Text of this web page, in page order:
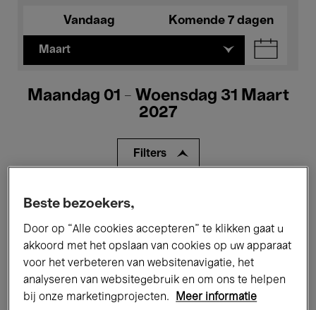
Vandaag Komende 7 dagen
Maart
Maandag 01 - Woensdag 31 Maart
2027
Filters
Alle evenementen
Tentoonstellingen Films
Performances Lezingen & Debatten
Jazz Klassieke Muziek Global Music
Beste bezoekers,
Door op “Alle cookies accepteren” te klikken gaat u
akkoord met het opslaan van cookies op uw apparaat
voor het verbeteren van websitenavigatie, het
analyseren van websitegebruik en om ons te helpen
bij onze marketingprojecten.
Meer informatie